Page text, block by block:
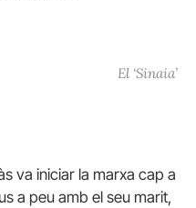
El ‘Sinaia’
va iniciar la marxa cap a
a peu amb el seu marit,